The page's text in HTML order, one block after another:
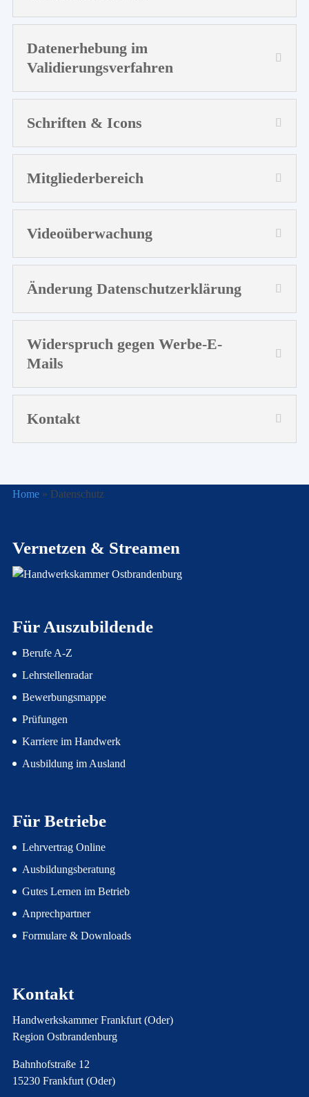
Datenerhebung im
Validierungsverfahren
Schriften & Icons
Mitgliederbereich
Videoüberwachung
Änderung Datenschutzerklärung
Widerspruch gegen Werbe-E-
Mails
Kontakt
Home» Datenschutz
Vernetzen & Streamen
Für Auszubildende
Berufe A-Z
Lehrstellenradar
Bewerbungsmappe
Prüfungen
Karriere im Handwerk
Ausbildung im Ausland
Für Betriebe
Lehrvertrag Online
Ausbildungsberatung
Gutes Lernen im Betrieb
Anprechpartner
Formulare & Downloads
Kontakt
Handwerkskammer Frankfurt (Oder)
Region Ostbrandenburg
Bahnhofstraße 12
15230 Frankfurt (Oder)